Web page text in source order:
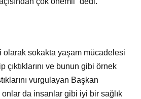
olarak sokakta yaşam mücadelesi
çıktıklarını ve bunun gibi örnek
vurgulayan Başkan
da insanlar gibi iyi bir sağlık